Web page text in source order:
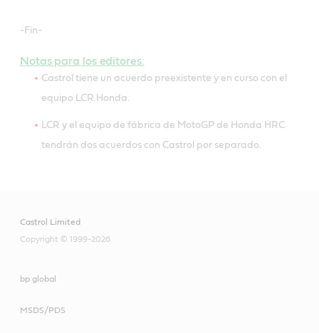
-Fin-
Notas para los editores:
Castrol tiene un acuerdo preexistente y en curso con el
equipo LCR Honda.
LCR y el equipo de fábrica de MotoGP de Honda HRC
tendrán dos acuerdos con Castrol por separado.
Castrol Limited
Copyright © 1999-2026
bp global
MSDS/PDS